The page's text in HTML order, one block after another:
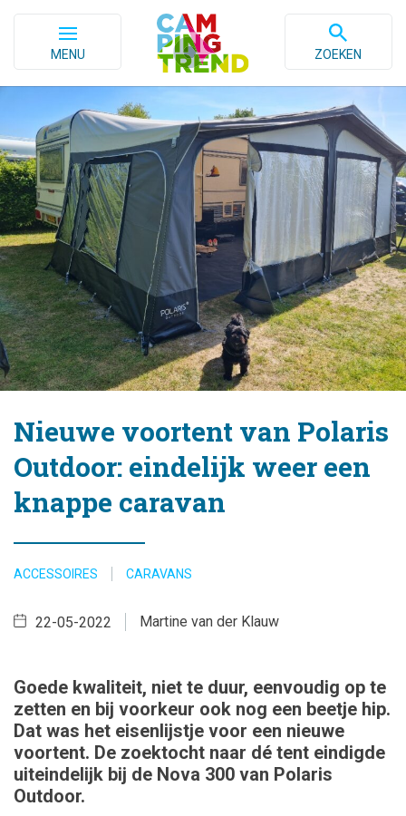
MENU ZOEKEN
Nieuwe voortent van Polaris
Outdoor: eindelijk weer een
knappe caravan
ACCESSOIRES CARAVANS
Martine van der Klauw
22-05-2022
Goede kwaliteit, niet te duur, eenvoudig op te
zetten en bij voorkeur ook nog een beetje hip.
Dat was het eisenlijstje voor een nieuwe
voortent. De zoektocht naar dé tent eindigde
uiteindelijk bij de Nova 300 van Polaris
Outdoor.